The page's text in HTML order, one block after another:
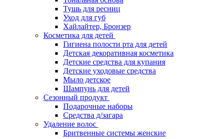
Тушь для ресниц
Уход для губ
Хайлайтер, Бронзер
Косметика для детей
Гигиена полости рта для детей
Детская декоративная косметика
Детские средства для купания
Детские уходовые средства
Мыло детское
Шампунь для детей
Сезонный продукт
Подарочные наборы
Средства д/загара
Удаление волос
Бритвенные системы женские